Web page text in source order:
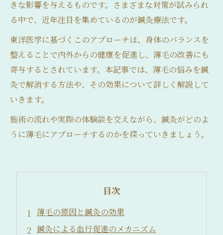
きな影響を与えるものです。さまざまな対策が試みられ
る中で、近年注目を集めているのが鍼灸療法です。
東洋医学に基づくこのアプローチは、身体のバランスを
整えることで内外からの健康を促進し、薄毛の改善にも
寄与するとされています。本記事では、薄毛の悩みを鍼
灸で解消する方法や、その効果について詳しく解説して
いきます。
施術の流れや実際の体験談を交えながら、鍼灸がどのよ
うに薄毛にアプローチするのかを探っていきましょう。
目次
薄毛の原因と鍼灸の効果
鍼灸による血行促進のメカニズム